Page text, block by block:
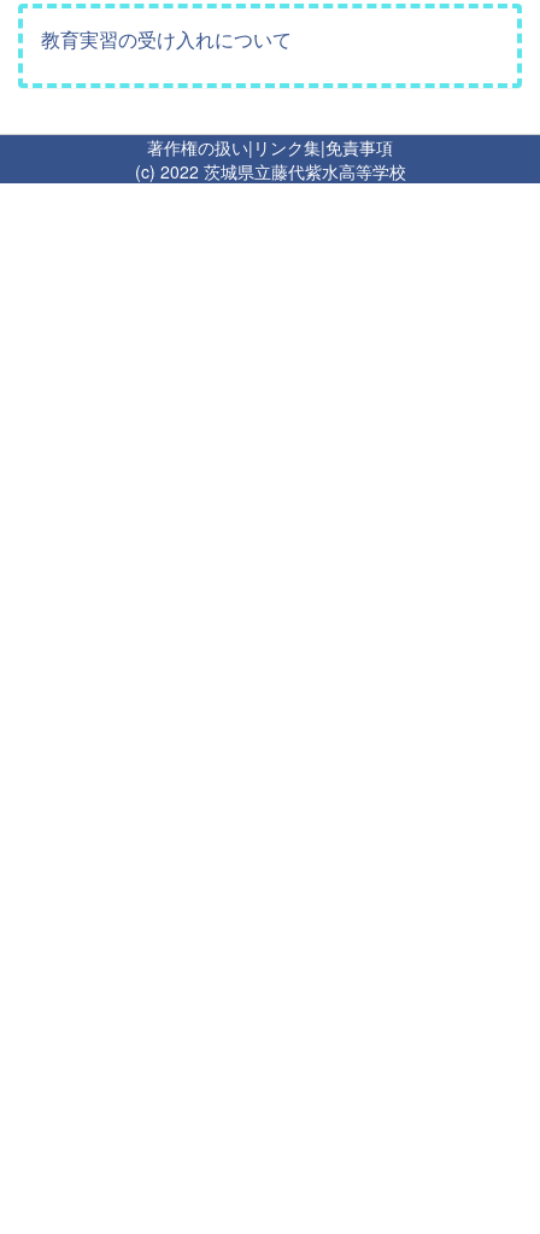
教育実習の受け入れについて
著作権の扱い| リンク集|免責事項
(c) 2022 茨城県立藤代紫水高等学校